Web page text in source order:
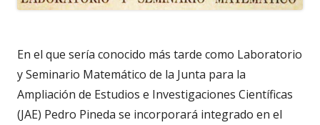
En el que sería conocido más tarde como Laboratorio
y Seminario Matemático de la Junta para la
Ampliación de Estudios e Investigaciones Científicas
(JAE) Pedro Pineda se incorporará integrado en el